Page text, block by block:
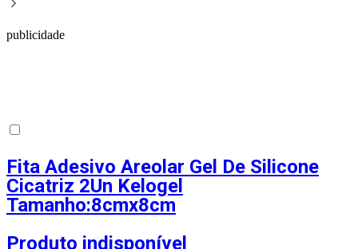
publicidade
Fita Adesivo Areolar Gel De Silicone
Cicatriz 2Un Kelogel
Tamanho:8cmx8cm
Produto indisponível